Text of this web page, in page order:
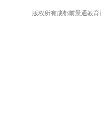
版权所有成都前景通教